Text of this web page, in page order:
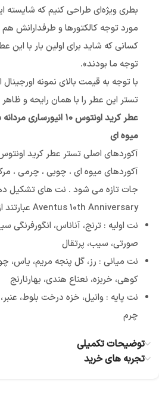
بطری ویژه‌ای طراحی کنیم که
مورد توجه کالکتورها و طرفدارانش
کسانی که شاید برای اولین بار با
توجه ما بودند».
با توجه به قیمت بالای نمونه
تستر این عطر را با همان رایحه و
عطر کرید اونتوس ۱۰
میوه ای
آکوردهای میوه ای ، چوبی ، چرمی ،
Aventus 10th Anniversary عبارتند از :
نت اولیه : ترنج، آناناس، انگورفرنگی
صورتی، سیب، پرتقال
نت میانی : رز، گل پنجه مریم، یاس،
کوهی، خربزه، نعناع هندی، بهارنارنج
نت پایه : وانیل، خزه درخت بلوط،
چرم
توضیحات تکمیلی
تجربه های خرید